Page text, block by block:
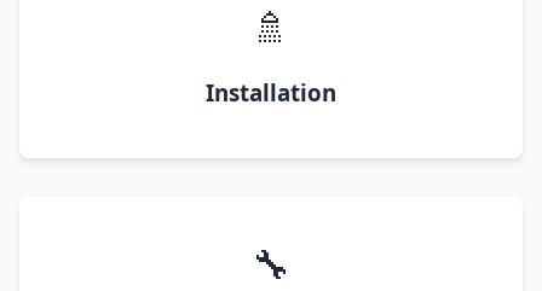
🚿
Installation
🔧